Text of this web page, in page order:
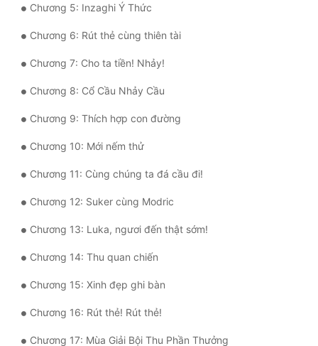
Mỹ Thực
Ngôn Tình
Ngược
Nữ Cường
Nữ Phụ
Phong Thủy - Tâm Linh
Phương Tây
Phản Phái
Quan Trường
Chương 5: Inzaghi Ý Thức
Chương 6: Rút thẻ cùng thiên tài
Chương 7: Cho ta tiền! Nhảy!
Chương 8: Cổ Cầu Nhảy Cầu
Chương 9: Thích hợp con đường
Chương 10: Mới nếm thử
Chương 11: Cùng chúng ta đá cầu đi!
Chương 12: Suker cùng Modric
Chương 13: Luka, ngươi đến thật sớm!
Chương 14: Thu quan chiến
Chương 15: Xinh đẹp ghi bàn
Chương 16: Rút thẻ! Rút thẻ!
Chương 17: Mùa Giải Bội Thu Phần Thưởng